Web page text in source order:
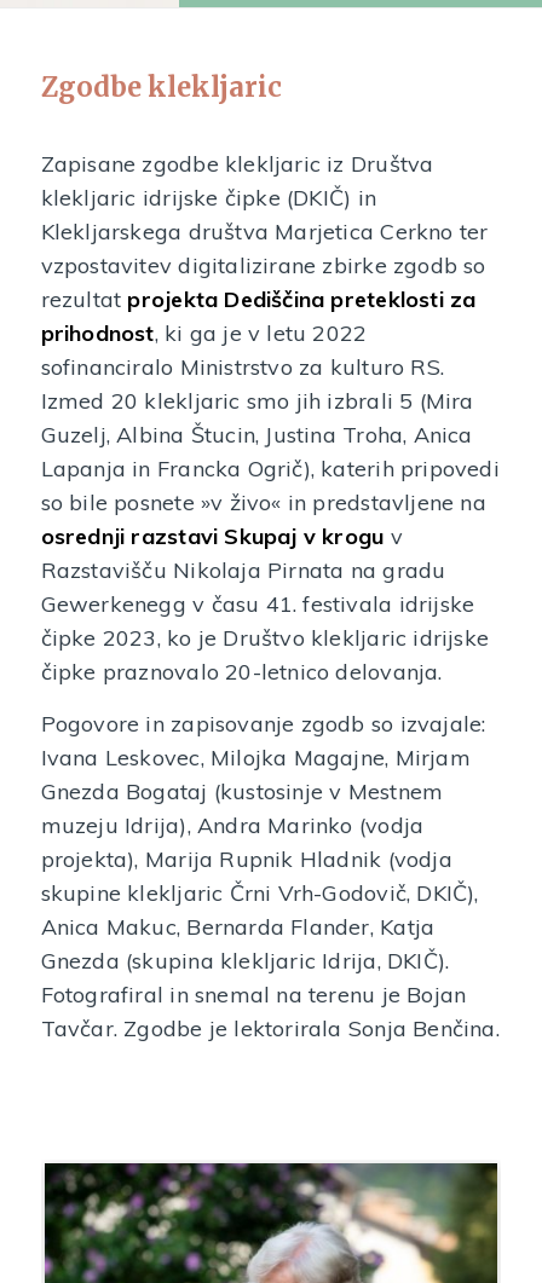
Zgodbe klekljaric
Zapisane zgodbe klekljaric iz Društva
klekljaric idrijske čipke (DKIČ) in
Klekljarskega društva Marjetica Cerkno ter
vzpostavitev digitalizirane zbirke zgodb so
rezultat projekta Dediščina preteklosti za
prihodnost, ki ga je v letu 2022
sofinanciralo Ministrstvo za kulturo RS.
Izmed 20 klekljaric smo jih izbrali 5 (Mira
Guzelj, Albina Štucin, Justina Troha, Anica
Lapanja in Francka Ogrič), katerih pripovedi
so bile posnete »v živo« in predstavljene na
osrednji razstavi Skupaj v krogu v
Razstavišču Nikolaja Pirnata na gradu
Gewerkenegg v času 41. festivala idrijske
čipke 2023, ko je Društvo klekljaric idrijske
čipke praznovalo 20-letnico delovanja.
Pogovore in zapisovanje zgodb so izvajale:
Ivana Leskovec, Milojka Magajne, Mirjam
Gnezda Bogataj (kustosinje v Mestnem
muzeju Idrija), Andra Marinko (vodja
projekta), Marija Rupnik Hladnik (vodja
skupine klekljaric Črni Vrh-Godovič, DKIČ),
Anica Makuc, Bernarda Flander, Katja
Gnezda (skupina klekljaric Idrija, DKIČ).
Fotografiral in snemal na terenu je Bojan
Tavčar. Zgodbe je lektorirala Sonja Benčina.